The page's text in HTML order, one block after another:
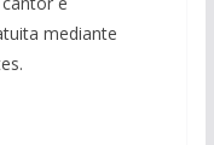
mediante